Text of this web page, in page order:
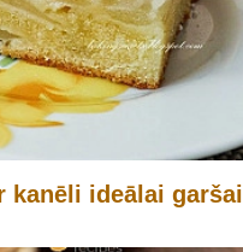
kanēli ideālai garšai